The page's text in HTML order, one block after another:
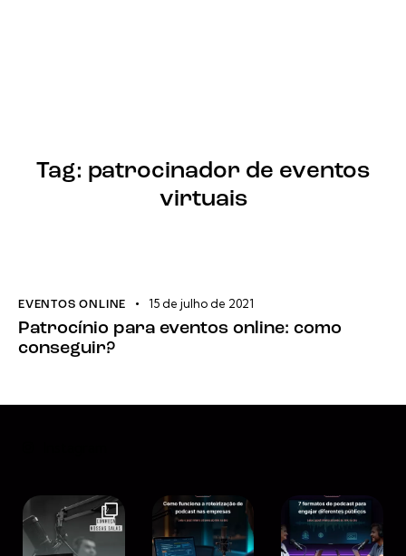
Tag: patrocinador de eventos
virtuais
EVENTOS ONLINE 15 de julho de 2021
Patrocínio para eventos online: como
conseguir?